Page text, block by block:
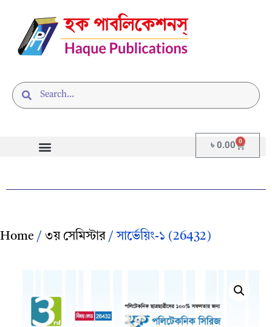
৳ 0.00 0
Home / ৩য় সেমিস্টার / সার্ভেয়িং-১ (26432)